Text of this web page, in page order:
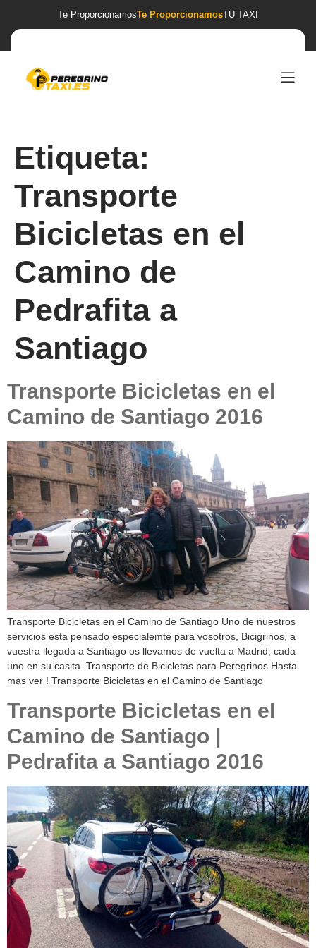
Te ProporcionamosTe ProporcionamosTU TAXI
Etiqueta:
Transporte
Bicicletas en el
Camino de
Pedrafita a
Santiago
Transporte Bicicletas en el
Camino de Santiago 2016
Transporte Bicicletas en el Camino de Santiago Uno de nuestros
servicios esta pensado especialemte para vosotros, Bicigrinos, a
vuestra llegada a Santiago os llevamos de vuelta a Madrid, cada
uno en su casita. Transporte de Bicicletas para Peregrinos Hasta
mas ver ! Transporte Bicicletas en el Camino de Santiago
Transporte Bicicletas en el
Camino de Santiago |
Pedrafita a Santiago 2016